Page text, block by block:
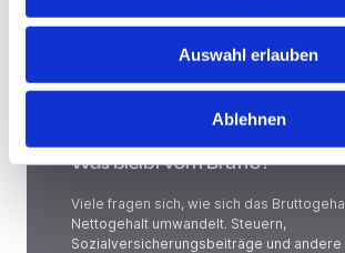
Auswahl erlauben
Ablehnen
Was bleibt vom Brutto?
Viele fragen sich, wie sich das
Nettogehalt umwandelt. Steuern,
Sozialversicherungsbeiträge und andere
Was bleibt vom Brutto?